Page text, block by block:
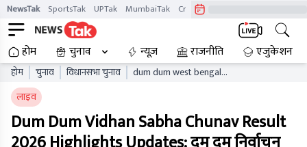
NewsTak SportsTak UPTak MumbaiTak CrimeTak
होम चुनाव न्यूज़ राजनीति एजुकेशन
होम चुनाव विधानसभा चुनाव
dum dum west bengal
लाइव
Dum Dum Vidhan Sabha Chunav Result